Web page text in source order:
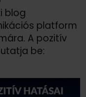
blog
platform
A pozitív
be: